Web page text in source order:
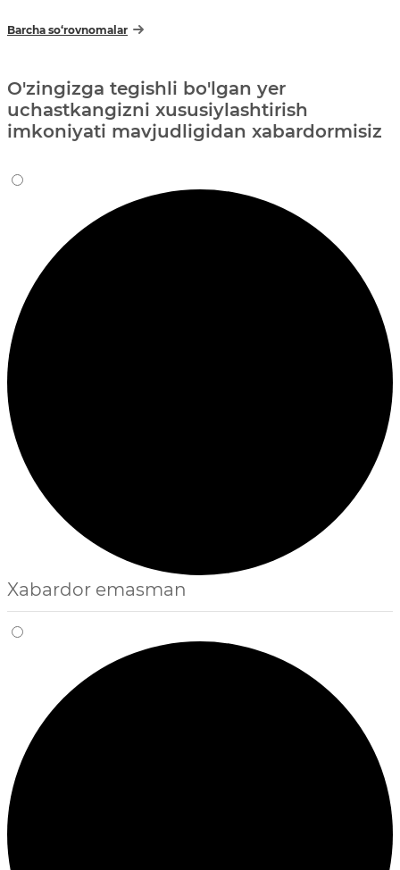
Barcha so‘rovnomalar
O'zingizga tegishli bo'lgan yer
uchastkangizni xususiylashtirish
imkoniyati mavjudligidan xabardormisiz
Xabardor emasman